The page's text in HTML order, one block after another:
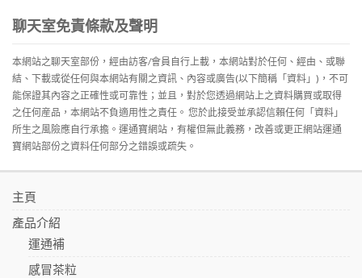
聊天室免責條款及聲明
本網站之聊天室部份，經由訪客/會員自行上載，本網站對於任何、經由、或聯
結、下載或從任何與本網站有關之資訊、內容或廣告(以下簡稱「資料」)，不可
能保證其內容之正確性或可靠性；並且，對於您透過網站上之資料購買或取得
之任何産品，本網站不負適用性之責任。 您於此接受並承認信賴任何「資料」
所生之風險應自行承擔。運通寶網站，有權但無此義務，改善或更正網站運通
寶網站部份之資料任何部分之錯誤或疏失。
主頁
產品介紹
運通補
感冒茶粒